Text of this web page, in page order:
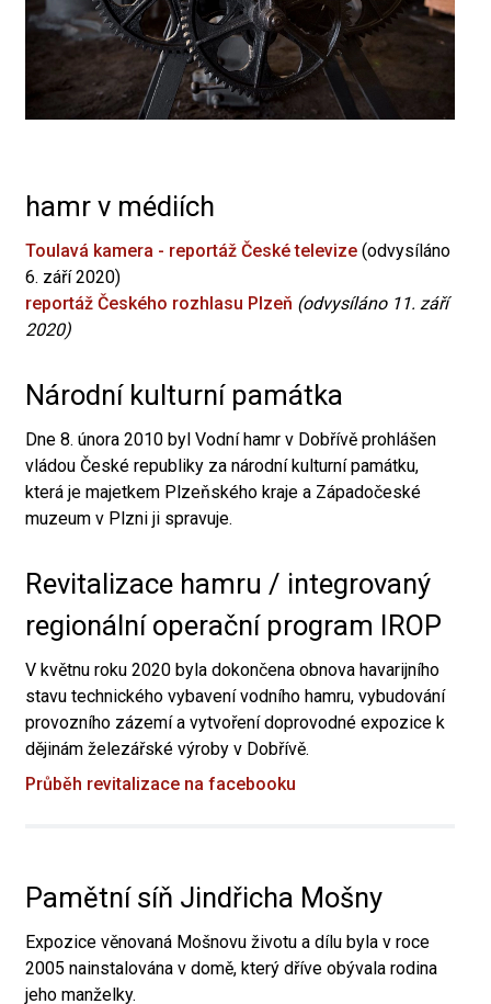
hamr v médiích
Toulavá kamera - reportáž České televize (odvysíláno
6. září 2020)
reportáž Českého rozhlasu Plzeň (odvysíláno 11. září
2020)
Národní kulturní památka
Dne 8. února 2010 byl Vodní hamr v Dobřívě prohlášen
vládou České republiky za národní kulturní památku,
která je majetkem Plzeňského kraje a Západočeské
muzeum v Plzni ji spravuje.
Revitalizace hamru / integrovaný
regionální operační program IROP
V květnu roku 2020 byla dokončena obnova havarijního
stavu technického vybavení vodního hamru, vybudování
provozního zázemí a vytvoření doprovodné expozice k
dějinám železářské výroby v Dobřívě.
Průběh revitalizace na facebooku
Pamětní síň Jindřicha Mošny
Expozice věnovaná Mošnovu životu a dílu byla v roce
2005 nainstalována v domě, který dříve obývala rodina
jeho manželky.